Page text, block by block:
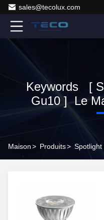
sales@tecolux.com
Keywords [
Gu10 ] Le
Maison> Produits>